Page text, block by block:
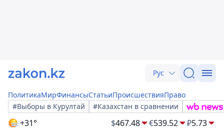
Рус
ПолитикаМирФинансыСтатьиПроисшествияПраво
#Выборы в Курултай
#Казахстан в сравнении
+31° $467.48 €539.52 ₽5.73